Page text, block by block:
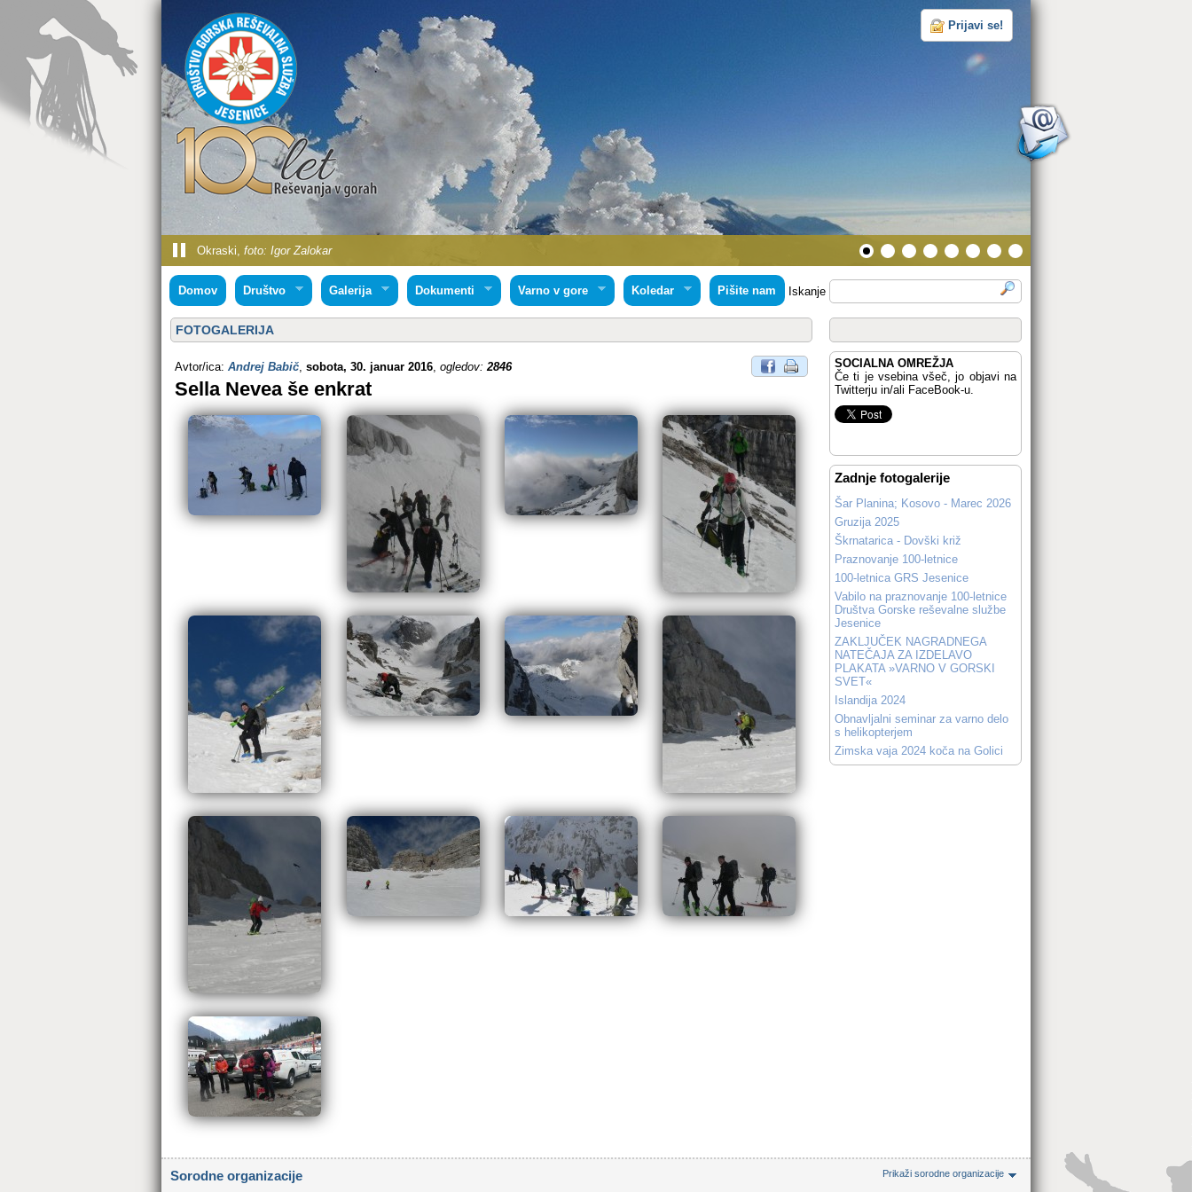
Prijavi se!
Okraski, foto: Igor Zalokar
Domov Društvo Galerija Dokumenti Varno v gore Koledar Pišite nam Iskanje
FOTOGALERIJA
Avtor/ica: Andrej Babič, sobota, 30. januar 2016, ogledov:2846
Sella Nevea še enkrat
SOCIALNA OMREŽJA
Če ti je vsebina všeč, jo objavi na
Twitterju in/ali FaceBook-u.
Zadnje fotogalerije
Šar Planina; Kosovo - Marec 2026
Gruzija 2025
Škrnatarica - Dovški križ
Praznovanje 100-letnice
100-letnica GRS Jesenice
Vabilo na praznovanje 100-letnice
Društva Gorske reševalne službe
Jesenice
ZAKLJUČEK NAGRADNEGA
NATEČAJA ZA IZDELAVO
PLAKATA »VARNO V GORSKI
SVET«
Islandija 2024
Obnavljalni seminar za varno delo
s helikopterjem
Zimska vaja 2024 koča na Golici
Sorodne organizacije Prikaži sorodne organizacije